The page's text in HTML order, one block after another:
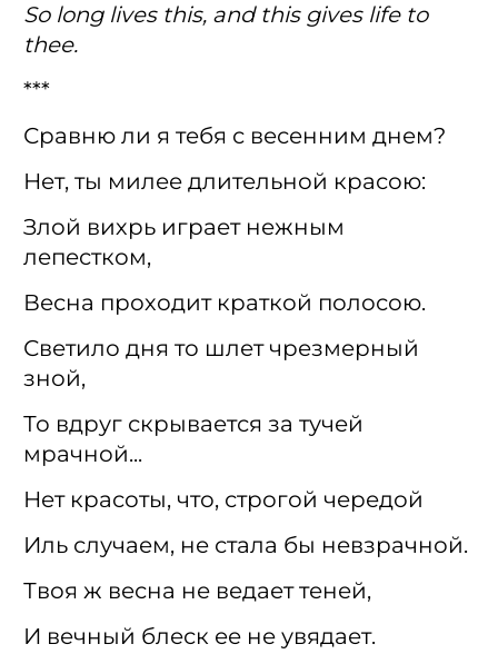
So long lives this, and this gives life to
thee.
***
Сравню ли я тебя с весенним днем?
Нет, ты милее длительной красою:
Злой вихрь играет нежным
лепестком,
Весна проходит краткой полосою.
Светило дня то шлет чрезмерный
зной,
То вдруг скрывается за тучей
мрачной...
Нет красоты, что, строгой чередой
Иль случаем, не стала бы невзрачной.
Твоя ж весна не ведает теней,
И вечный блеск ее не увядает.